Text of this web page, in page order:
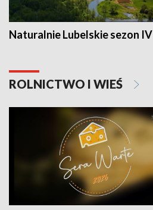
Naturalnie Lubelskie sezon IV
ROLNICTWO I WIEŚ